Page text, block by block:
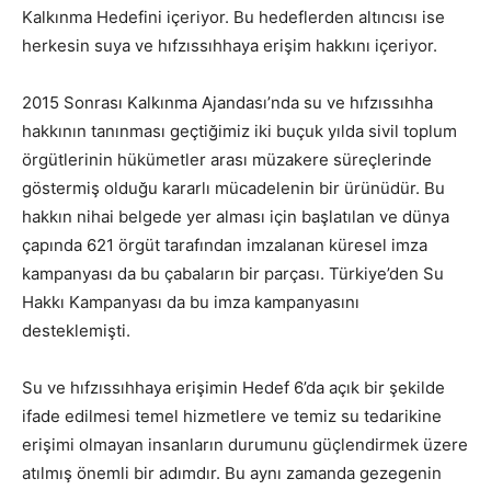
Kalkınma Hedefini içeriyor. Bu hedeflerden altıncısı ise
herkesin suya ve hıfzıssıhhaya erişim hakkını içeriyor.
2015 Sonrası Kalkınma Ajandası’nda su ve hıfzıssıhha
hakkının tanınması geçtiğimiz iki buçuk yılda sivil toplum
örgütlerinin hükümetler arası müzakere süreçlerinde
göstermiş olduğu kararlı mücadelenin bir ürünüdür. Bu
hakkın nihai belgede yer alması için başlatılan ve dünya
çapında 621 örgüt tarafından imzalanan küresel imza
kampanyası da bu çabaların bir parçası. Türkiye’den Su
Hakkı Kampanyası da bu imza kampanyasını
desteklemişti.
Su ve hıfzıssıhhaya erişimin Hedef 6’da açık bir şekilde
ifade edilmesi temel hizmetlere ve temiz su tedarikine
erişimi olmayan insanların durumunu güçlendirmek üzere
atılmış önemli bir adımdır. Bu aynı zamanda gezegenin